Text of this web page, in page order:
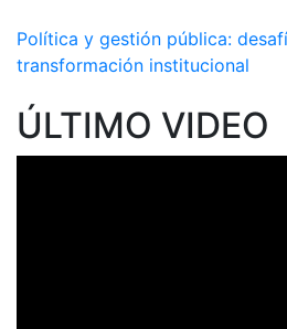
Política y gestión pública:
transformación institucional
ÚLTIMO VIDEO